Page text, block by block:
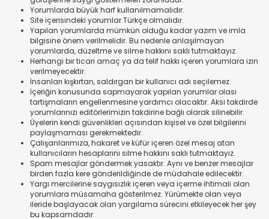
Yorumlarda büyük harf kullanılmamalıdır.
Site içerisindeki yorumlar Türkçe olmalıdır.
Yapılan yorumlarda mümkün olduğu kadar yazım ve imla
bilgisine önem verilmelidir. Bu nedenle anlaşılmayan
yorumlarda, düzeltme ve silme hakkını saklı tutmaktayız.
Herhangi bir ticari amaç ya da telif hakkı içeren yorumlara izin
verilmeyecektir.
İnsanları kışkırtan, saldırgan bir kullanıcı adı seçilemez.
İçeriğin konusunda sapmayarak yapılan yorumlar olası
tartışmaların engellenmesine yardımcı olacaktır. Aksi takdirde
yorumlarınızı editörlerimizin takdirine bağlı olarak silinebilir.
Üyelerin kendi güvenlikleri açısından kişisel ve özel bilgilerini
paylaşmaması gerekmektedir.
Çalışanlarımıza, hakaret ve küfür içeren özel mesaj atan
kullanıcıların hesaplarını silme hakkını saklı tutmaktayız.
Spam mesajlar göndermek yasaktır. Aynı ve benzer mesajlar
birden fazla kere gönderildiğinde de müdahale edilecektir.
Yargı mercilerine saygısızlık içeren veya içerme ihtimali olan
yorumlara müsamaha gösterilmez. Yürümekte olan veya
ileride başlayacak olan yargılama sürecini etkileyecek her şey
bu kapsamdadır.